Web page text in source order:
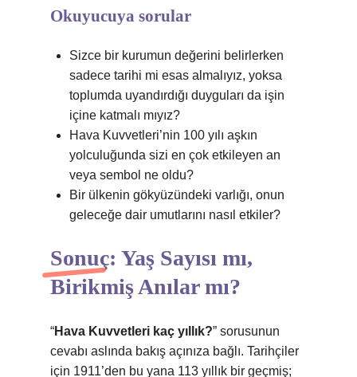
Okuyucuya sorular
Sizce bir kurumun değerini belirlerken
sadece tarihi mi esas almalıyız, yoksa
toplumda uyandırdığı duyguları da işin
içine katmalı mıyız?
Hava Kuvvetleri’nin 100 yılı aşkın
yolculuğunda sizi en çok etkileyen an
veya sembol ne oldu?
Bir ülkenin gökyüzündeki varlığı, onun
geleceğe dair umutlarını nasıl etkiler?
Sonuç: Yaş Sayısı mı,
Birikmiş Anılar mı?
“Hava Kuvvetleri kaç yıllık?” sorusunun
cevabı aslında bakış açınıza bağlı. Tarihçiler
için 1911’den bu yana 113 yıllık bir geçmiş;